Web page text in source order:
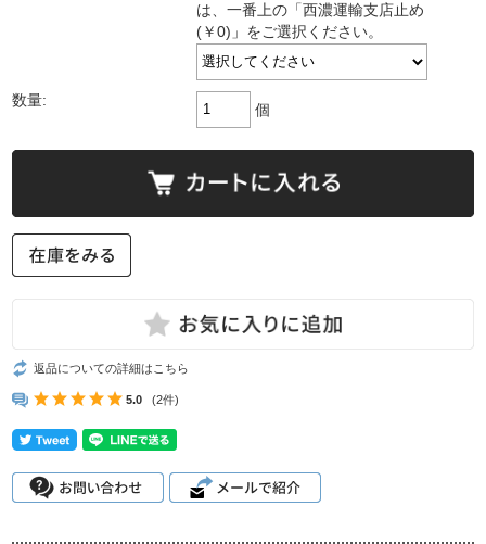
は、一番上の「西濃運輸支店止め
(￥0)」をご選択ください。
数量:
個
返品についての詳細はこちら
5.0 (2件)